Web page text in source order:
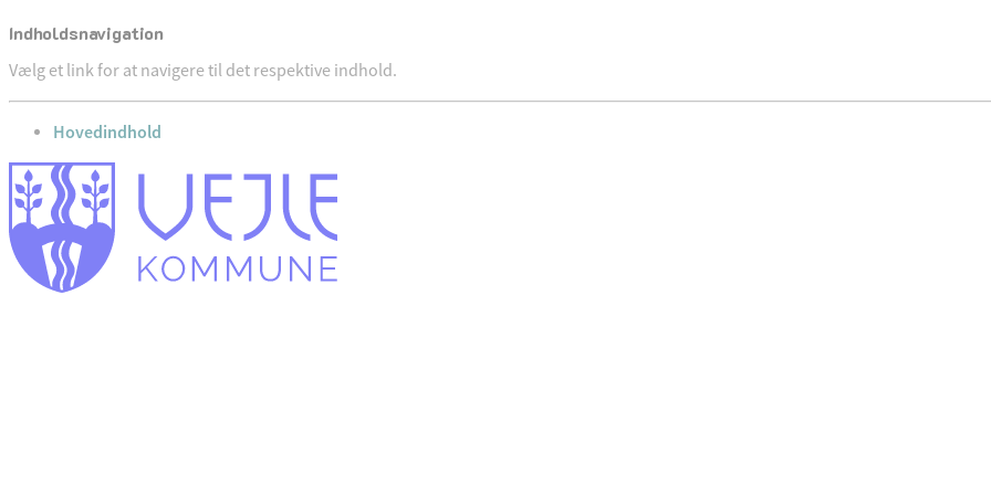
Indholdsnavigation
Vælg et link for at navigere til det respektive indhold.
gå til
Hovedindhold